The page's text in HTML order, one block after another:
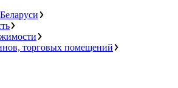
торговых помещений